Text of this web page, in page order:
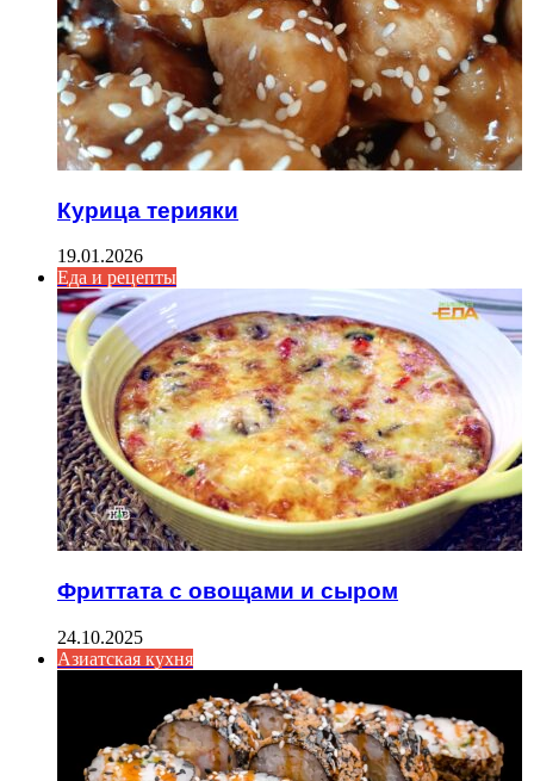
Курица терияки
19.01.2026
Еда и рецепты
Фриттата с овощами и сыром
24.10.2025
Азиатская кухня